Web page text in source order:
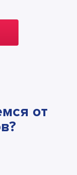
от